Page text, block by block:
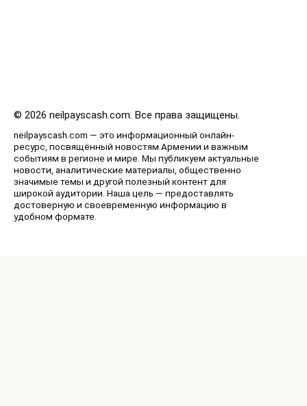
© 2026 neilpayscash.com. Все права защищены.
neilpayscash.com — это информационный онлайн-
ресурс, посвящённый новостям Армении и важным
событиям в регионе и мире. Мы публикуем актуальные
новости, аналитические материалы, общественно
значимые темы и другой полезный контент для
широкой аудитории. Наша цель — предоставлять
достоверную и своевременную информацию в
удобном формате.